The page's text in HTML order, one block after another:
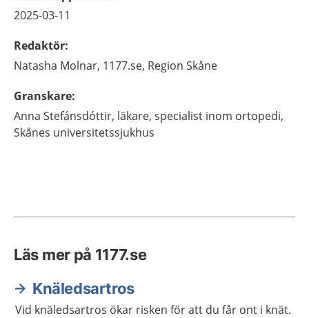
2025-03-11
Redaktör:
Natasha Molnar, 1177.se, Region Skåne
Granskare:
Anna Stefánsdóttir, läkare, specialist inom ortopedi,
Skånes universitetssjukhus
Läs mer på 1177.se
Knäledsartros
Vid knäledsartros ökar risken för att du får ont i knät.